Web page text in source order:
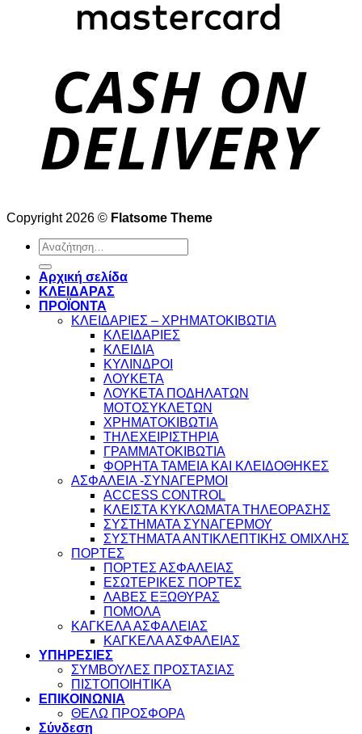
Copyright 2026 © Flatsome Theme
Αναζήτηση
για:
Αρχική σελίδα
ΚΛΕΙΔΑΡΑΣ
ΠΡΟΪΟΝΤΑ
ΚΛΕΙΔΑΡΙΕΣ – ΧΡΗΜΑΤΟΚΙΒΩΤΙΑ
ΚΛΕΙΔΑΡΙΕΣ
ΚΛΕΙΔΙΑ
ΚΥΛΙΝΔΡΟΙ
ΛΟΥΚΕΤΑ
ΛΟΥΚΕΤΑ ΠΟΔΗΛΑΤΩΝ
ΜΟΤΟΣΥΚΛΕΤΩΝ
ΧΡΗΜΑΤΟΚΙΒΩΤΙΑ
ΤΗΛΕΧΕΙΡΙΣΤΗΡΙΑ
ΓΡΑΜΜΑΤΟΚΙΒΩΤΙΑ
ΦΟΡΗΤΑ ΤΑΜΕΙΑ ΚΑΙ ΚΛΕΙΔΟΘΗΚΕΣ
ΑΣΦΑΛΕΙΑ -ΣΥΝΑΓΕΡΜΟΙ
ACCESS CONTROL
ΚΛΕΙΣΤΑ ΚΥΚΛΩΜΑΤΑ ΤΗΛΕΟΡΑΣΗΣ
ΣΥΣΤΗΜΑΤΑ ΣΥΝΑΓΕΡΜΟΥ
ΣΥΣΤΗΜΑΤΑ ΑΝΤΙΚΛΕΠΤΙΚΗΣ ΟΜΙΧΛΗΣ
ΠΟΡΤΕΣ
ΠΟΡΤΕΣ ΑΣΦΑΛΕΙΑΣ
ΕΣΩΤΕΡΙΚΕΣ ΠΟΡΤΕΣ
ΛΑΒΕΣ ΕΞΩΘΥΡΑΣ
ΠΟΜΟΛΑ
ΚΑΓΚΕΛΑ ΑΣΦΑΛΕΙΑΣ
ΚΑΓΚΕΛΑ ΑΣΦΑΛΕΙΑΣ
ΥΠΗΡΕΣΙΕΣ
ΣΥΜΒΟΥΛΕΣ ΠΡΟΣΤΑΣΙΑΣ
ΠΙΣΤΟΠΟΙΗΤΙΚΑ
ΕΠΙΚΟΙΝΩΝΙΑ
ΘΕΛΩ ΠΡΟΣΦΟΡΑ
Σύνδεση